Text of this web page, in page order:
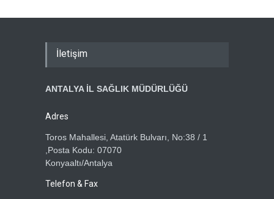
İletişim
ANTALYA İL SAĞLIK MÜDÜRLÜĞÜ
Adres
Toros Mahallesi, Atatürk Bulvarı, No:38 / 1
,Posta Kodu: 07070
Konyaaltı/Antalya
Telefon & Fax